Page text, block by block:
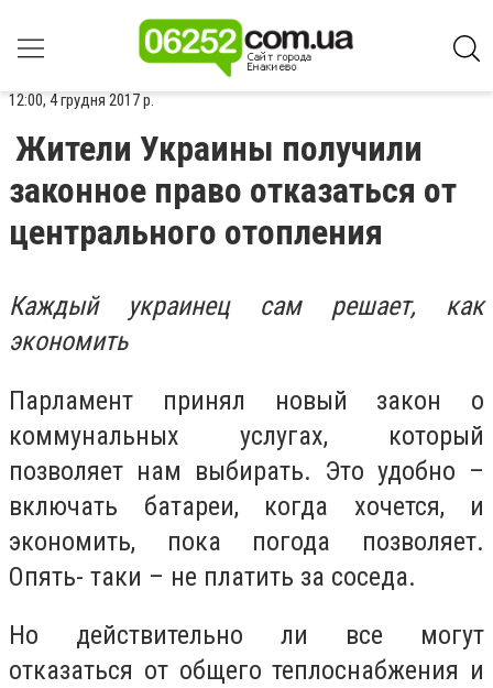
12:00, 4 грудня 2017 р.
Жители Украины получили
законное право отказаться от
центрального отопления
Каждый украинец сам решает, как
экономить
Парламент принял новый закон о
коммунальных услугах, который
позволяет нам выбирать. Это удобно –
включать батареи, когда хочется, и
экономить, пока погода позволяет.
Опять- таки – не платить за соседа.
Но действительно ли все могут
отказаться от общего теплоснабжения и